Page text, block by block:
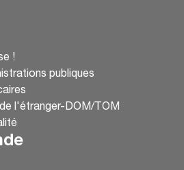
!
publiques
l'étranger-DOM/TOM